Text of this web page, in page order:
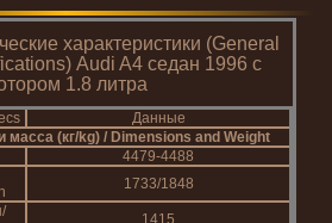
характеристики (General
Audi A4 седан 1996 с
1.8 литра
Данные
масса (кг/kg) / Dimensions and Weight
4479-4488
1733/1848
1415